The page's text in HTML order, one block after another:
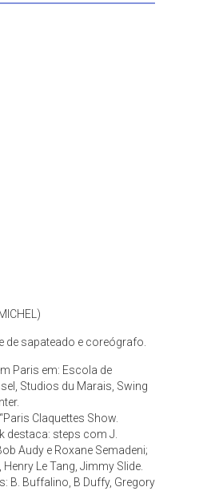
de sapateado e coreógrafo.
Paris em: Escola de
Studios du Marais, Swing
Claquettes Show.
destaca: steps com J.
Audy e Roxane Semadeni;
Le Tang, Jimmy Slide.
B. Buffalino, B Duffy, Gregory